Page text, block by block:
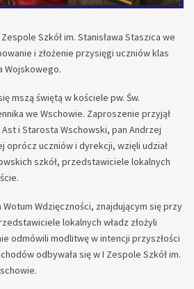
Szkół im. Stanisława Staszica we
i złożenie przysięgi uczniów klas
Wojskowego.
mszą świętą w kościele pw. Św.
we Wschowie. Zaproszenie przyjął
i Starosta Wschowski, pan Andrzej
oprócz uczniów i dyrekcji, wzięli udział
szkół, przedstawiciele lokalnych
Wdzięczności, znajdującym się przy
lokalnych władz złożyli
odmówili modlitwę w intencji przyszłości
odbywała się w I Zespole Szkół im.